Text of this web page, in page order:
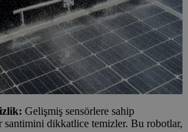
Gelişmiş sensörlere sahip
santimini dikkatlice temizler. Bu robotlar,